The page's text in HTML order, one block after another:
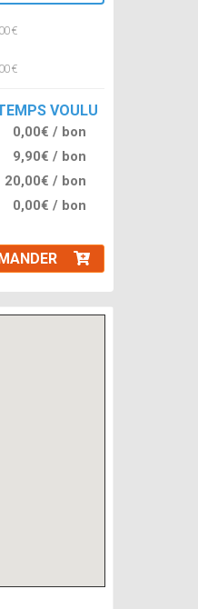
€
€
VOULU
0,00€ / bon
9,90€ / bon
20,00€ / bon
0,00€ / bon